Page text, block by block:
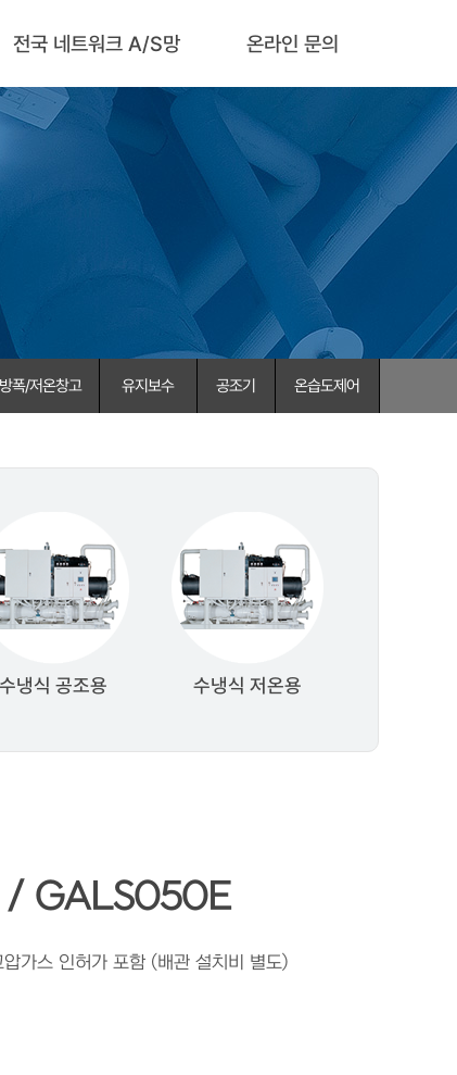
전국 네트워크 A/S망 온라인 문의
방폭/저온창고 유지보수 공조기 온습도제어
수냉식 공조용 수냉식 저온용
/ GALS050E
가스 인허가 포함 (배관 설치비 별도)